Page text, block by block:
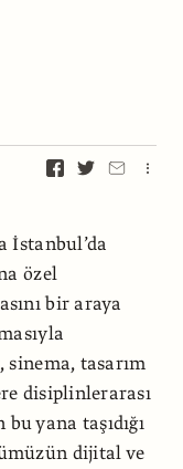
İstanbul’da
özel
bir araya
tasarım
disiplinlerarası
yana taşıdığı
dijital ve